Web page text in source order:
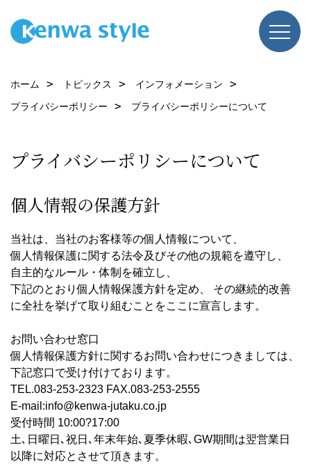
ホーム トピックス
インフォメーション
プライバシーポリシー
プライバシーポリシーについて
プライバシーポリシーについて
個人情報の保護方針
当社は、当社のお客様等の個人情報について、
個人情報保護に関する法令及びその他の規範を遵守し、
自主的なルール・体制を確立し、
下記のとおり個人情報保護方針を定め、 その継続的改善
に全社を挙げて取り組むことをここに宣言します。
お問い合わせ窓口
個人情報保護方針に関するお問い合わせにつきましては、
下記窓口で受け付けております。
TEL.083-253-2323 FAX.083-253-2555
E-mail:info@kenwa-jutaku.co.jp
受付時間 10:00?17:00
土､日曜日､祝日､年末年始､夏季休暇､GW期間は翌営業日
以降に対応とさせて頂きます。